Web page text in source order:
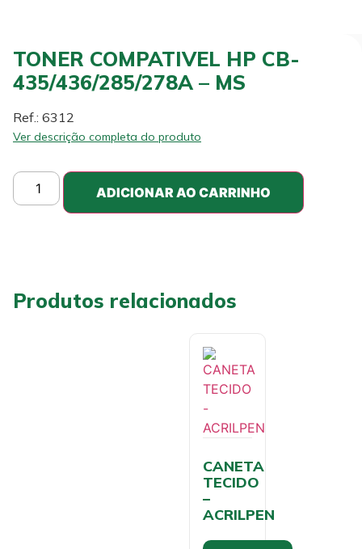
TONER COMPATIVEL HP CB-
435/436/285/278A – MS
Ref.: 6312
Ver descrição completa do produto
ADICIONAR AO CARRINHO
Produtos relacionados
CANETA
TECIDO
–
ACRILPEN